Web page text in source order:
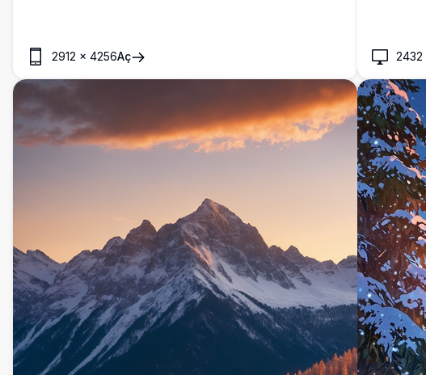
2912 × 4256Aç 2432